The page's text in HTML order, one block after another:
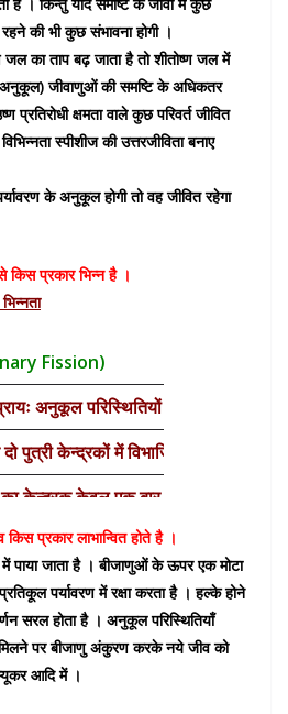
रहने की भी कुछ संभावना होगी ।
का ताप बढ़ जाता है तो शीतोष्ण जल में
जीवाणुओं की समष्टि के अधिकतर
प्रतिरोधी क्षमता वाले कुछ परिवर्त जीवित
स्पीशीज की उत्तरजीविता बनाए
के अनुकूल होगी तो वह जीवित रहेगा
प्रकार भिन्न है ।
Fission)
अनुकूल परिस्थितियों में संपन्न होता है ।
पुत्री केन्द्रकों में विभाजित होता है ।
केन्द्रक केवल एक बार विभाजित होकर दो
(Cytoplasm) का विदलन प्रत्येक
,कालाजार का रोगाणु लेस्मानिया आदि
प्रकार लाभान्वित होते है ।
में पाया जाता है । बीजाणुओं के ऊपर एक मोटा
पर्यावरण में रक्षा करता है । हल्के होने
सरल होता है । अनुकूल परिस्थितियाँ
पर बीजाणु अंकुरण करके नये जीव को
आदि में ।